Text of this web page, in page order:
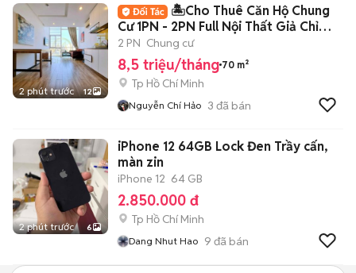
2 phút trước 12
🏝️Cho Thuê Căn Hộ Chung
Cư 1PN - 2PN Full Nội Thất Giả Chỉ
8Tr5🏝️
2 PN Chung cư
8,5 triệu/tháng 70 m²
Tp Hồ Chí Minh
Nguyễn Chí Hảo 3 đã bán
2 phút trước 6
iPhone 12 64GB Lock Đen Trầy cấn,
màn zin
iPhone 12 64 GB
2.850.000 đ
Tp Hồ Chí Minh
Dang Nhut Hao 9 đã bán